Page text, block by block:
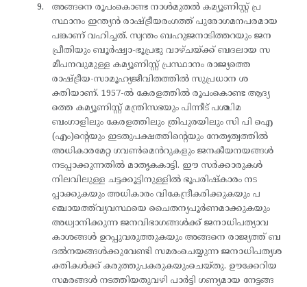
അങ്ങനെ രൂപംകൊണ്ട നാൾമുതൽ കമ്യൂണിസ്റ്റ് പ്ര
സ്ഥാനം ഇന്ത്യൻ രാഷ്ട്രീയരംഗത്ത് പുരോഗമനപരമായ
പങ്കാണ് വഹിച്ചത്. സ്വന്തം ബഹുജനാടിത്തറയും ജന
പ്രീതിയും ബൂർഷ്വാ-ഭൂപ്രഭു വാഴ്ചയ്ക്ക് ബദലായ സ
മീപനവുമുള്ള കമ്യൂണിസ്റ്റ് പ്രസ്ഥാനം രാജ്യത്തെ
രാഷ്ട്രീയ-സാമൂഹ്യജീവിതത്തിൽ സുപ്രധാന ശ
ക്തിയാണ്. 1957-ൽ കേരളത്തിൽ രൂപംകൊണ്ട ആദ്യ
ത്തെ കമ്യൂണിസ്റ്റ് മന്ത്രിസഭയും പിന്നീട് പശ്ചിമ
ബംഗാളിലും കേരളത്തിലും ത്രിപുരയിലും സി പി ഐ
(എം)ന്റെയും ഇടതുപക്ഷത്തിന്റെയും നേതൃത്വത്തിൽ
അധികാരമേറ്റ ഗവൺമെൻറുകളും ജനകീയനയങ്ങൾ
നടപ്പാക്കുന്നതിൽ മാതൃകകാട്ടി. ഈ സർക്കാരുകൾ
നിലവിലുള്ള ചട്ടക്കൂട്ടിനുള്ളിൽ ഭൂപരിഷ്‌കാരം നട
പ്പാക്കുകയും അധികാരം വികേന്ദ്രീകരിക്കുകയും പ
ഞ്ചായത്ത്‌വ്യവസ്ഥയെ ചൈതന്യപൂർണമാക്കുകയും
അധ്വാനിക്കുന്ന ജനവിഭാഗങ്ങൾക്ക് ജനാധിപത്യാവ
കാശങ്ങൾ ഉറപ്പുവരുത്തുകയും അങ്ങനെ രാജ്യത്ത് ബ
ദൽനയങ്ങൾക്കുവേണ്ടി സമരംചെയ്യുന്ന ജനാധിപത്യശ
ക്തികൾക്ക് കരുത്തുപകരുകയുംചെയ്തു. ഊക്കേറിയ
സമരങ്ങൾ നടത്തിയതുവഴി പാർട്ടി ഗണ്യമായ നേട്ടങ്ങ